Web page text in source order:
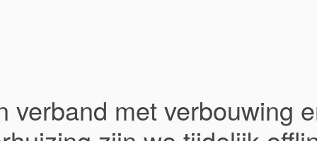
verband met verbouwing